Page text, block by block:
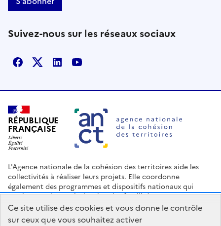
Ce site utilise des cookies et vous donne le contrôle
sur ceux que vous souhaitez activer
Suivez-nous sur les réseaux sociaux
Facebook
X LinkedinYoutube
RÉPUBLIQUE
FRANÇAISE
L'Agence nationale de la cohésion des territoires aide les
collectivités à réaliser leurs projets. Elle coordonne
également des programmes et dispositifs nationaux qui
soutiennent les territoires les plus fragilisés.
Espace Presse Logo ANCT